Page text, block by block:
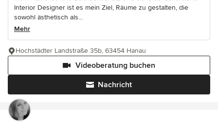
Interior Designer ist es mein Ziel, Räume zu gestalten, die
sowohl ästhetisch als...
Mehr
Nachricht
Videoberatung buchen
Hochstädter Landstraße 35b, 63454 Hanau